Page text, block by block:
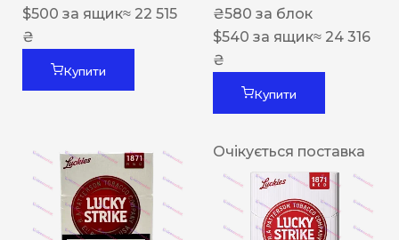
$500 за ящик≈ 22 515
₴
Купити
₴580 за блок
$540 за ящик≈ 24 316
₴
Купити
Очікується поставка